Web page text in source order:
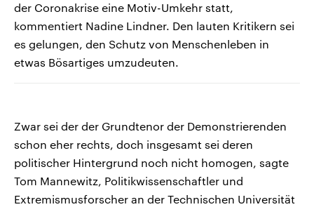
der Coronakrise eine Motiv-Umkehr statt,
kommentiert Nadine Lindner. Den lauten Kritikern sei
es gelungen, den Schutz von Menschenleben in
etwas Bösartiges umzudeuten.
Zwar sei der der Grundtenor der Demonstrierenden
schon eher rechts, doch insgesamt sei deren
politischer Hintergrund noch nicht homogen, sagte
Tom Mannewitz, Politikwissenschaftler und
Extremismusforscher an der Technischen Universität